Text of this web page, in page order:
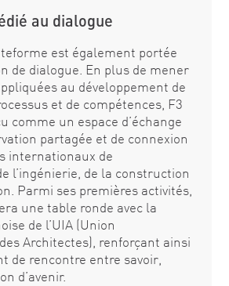
au dialogue
est également portée
de dialogue. En plus de mener
au développement de
et de compétences, F3
comme un espace d’échange
partagée et de connexion
internationaux de
l’ingénierie, de la construction
Parmi ses premières activités,
une table ronde avec la
de l’UIA (Union
Architectes), renforçant ainsi
de rencontre entre savoir,
d’avenir.